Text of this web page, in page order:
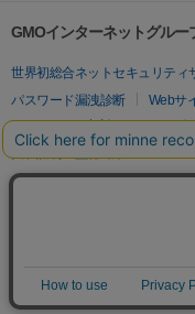
GMOインターネットグル
世界初総合ネットセキュリティ
パスワード漏洩診断
Webサ
セキュリティ相談AIチャットボ
実在証明・盗聴対策
サイバー攻撃対策（GMOサイ